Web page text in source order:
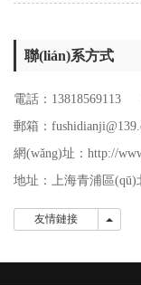
聯(lián)系方式
電話：13818569113
郵箱：
網(wǎng)址：http://
地址：
上海青浦區
友情鏈接 友情